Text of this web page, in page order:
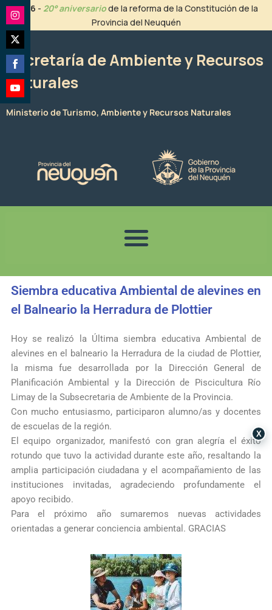
contenido
2026 - 20° aniversariode la reforma de la Constitución de la
Provincia del Neuquén
Secretaría de Ambiente y Recursos
Naturales
Ministerio de Turismo, Ambiente y Recursos Naturales
Siembra educativa Ambiental de alevines en
el Balneario la Herradura de Plottier
Hoy se realizó la Última siembra educativa Ambiental de
alevines en el balneario la Herradura de la ciudad de Plottier,
la misma fue desarrollada por la Dirección General de
Planificación Ambiental y la Dirección de Piscicultura Río
Limay de la Subsecretaria de Ambiente de la Provincia.
Con mucho entusiasmo, participaron alumno/as y docentes
de escuelas de la región.
El equipo organizador, manifestó con gran alegría el éxito
rotundo que tuvo la actividad durante este año, resaltando la
amplia participación ciudadana y el acompañamiento de las
instituciones invitadas, agradeciendo profundamente el
apoyo recibido.
Para el próximo año sumaremos nuevas actividades
orientadas a generar conciencia ambiental. GRACIAS
Share
on
Instagram
Share
on
Twitter
Share
on
Facebook
Share
on
X